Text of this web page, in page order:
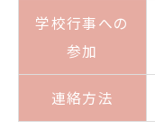
学校行事への
参加
連絡方法